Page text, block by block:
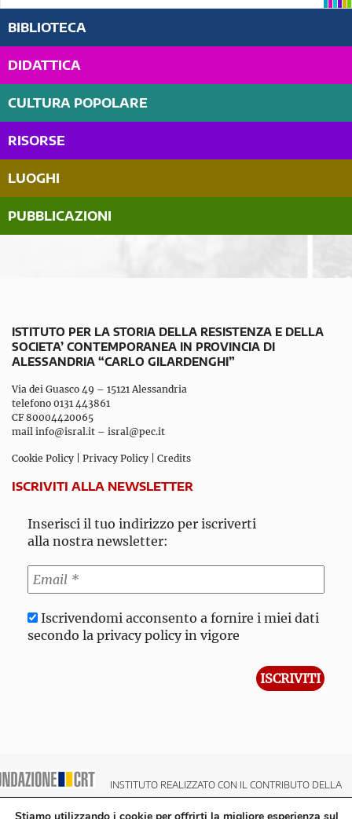
BIBLIOTECA
DIDATTICA
CULTURA POPOLARE
RISORSE
LUOGHI
PUBBLICAZIONI
ISTITUTO PER LA STORIA DELLA RESISTENZA E DELLA
SOCIETA’ CONTEMPORANEA IN PROVINCIA DI
ALESSANDRIA “CARLO GILARDENGHI”
Via dei Guasco 49 – 15121 Alessandria
telefono 0131 443861
CF 80004420065
mail info@isral.it – isral@pec.it
Cookie Policy Privacy Policy Credits
ISCRIVITI ALLA NEWSLETTER
Inserisci il tuo indirizzo per iscriverti
alla nostra newsletter:
Iscrivendomi acconsento a fornire i miei dati
secondo la privacy policy in vigore
INSTITUTO REALIZZATO CON IL CONTRIBUTO DELLA